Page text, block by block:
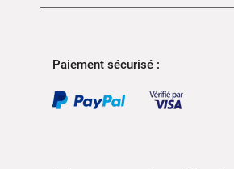
Paiement sécurisé :